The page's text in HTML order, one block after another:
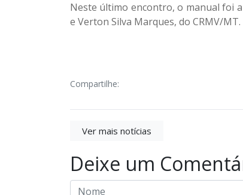
Neste último encontro, o manual foi
e Verton Silva Marques, do CRMV/MT.
Compartilhe:
Ver mais notícias
Deixe um